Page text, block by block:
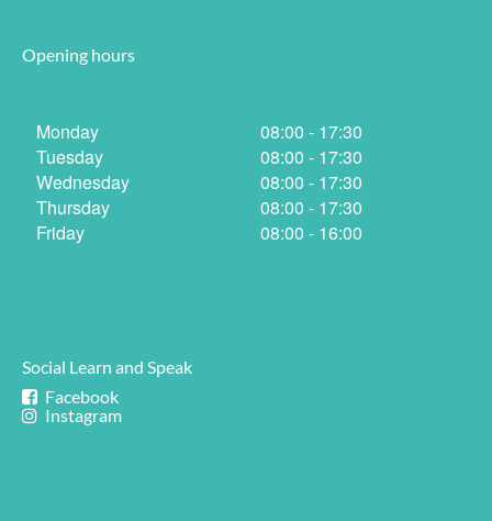
Opening hours
Monday
Tuesday
Wednesday
Thursday
Friday
08:00 - 17:30
08:00 - 17:30
08:00 - 17:30
08:00 - 17:30
08:00 - 16:00
Social Learn and Speak
Facebook
Instagram